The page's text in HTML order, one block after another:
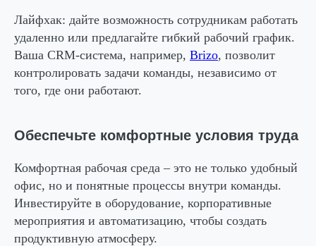
Лайфхак: дайте возможность сотрудникам работать
удаленно или предлагайте гибкий рабочий график.
Ваша CRM-система, например, Brizo, позволит
контролировать задачи команды, независимо от
того, где они работают.
Обеспечьте комфортные условия труда
Комфортная рабочая среда – это не только удобный
офис, но и понятные процессы внутри команды.
Инвестируйте в оборудование, корпоративные
мероприятия и автоматизацию, чтобы создать
продуктивную атмосферу.